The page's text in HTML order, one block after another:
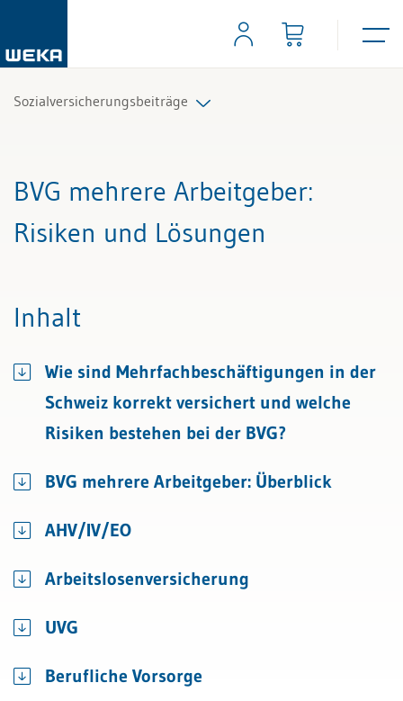
Sozialversicherungsbeiträge
BVG mehrere Arbeitgeber:
Risiken und Lösungen
Inhalt
Wie sind Mehrfachbeschäftigungen in der
Schweiz korrekt versichert und welche
Risiken bestehen bei der BVG?
BVG mehrere Arbeitgeber: Überblick
AHV/IV/EO
Arbeitslosenversicherung
UVG
Berufliche Vorsorge